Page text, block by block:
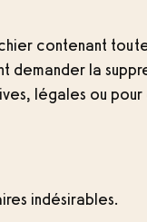
contenant
demander la
légales ou pour
indésirables.